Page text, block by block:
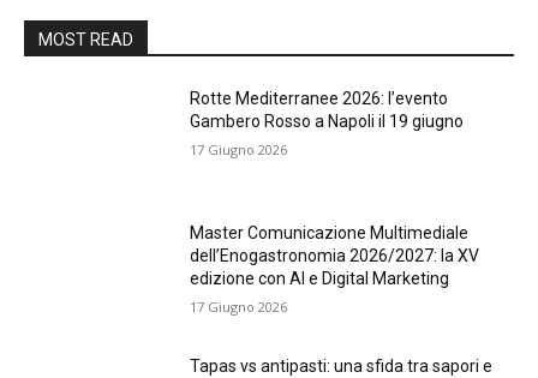
MOST READ
Rotte Mediterranee 2026: l’evento
Gambero Rosso a Napoli il 19 giugno
17 Giugno 2026
Master Comunicazione Multimediale
dell’Enogastronomia 2026/2027: la XV
edizione con AI e Digital Marketing
17 Giugno 2026
Tapas vs antipasti: una sfida tra sapori e